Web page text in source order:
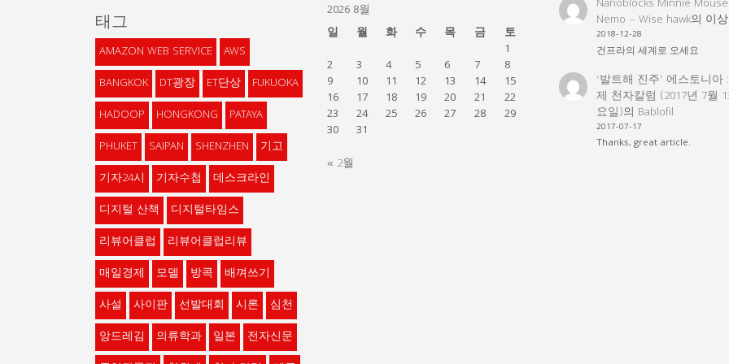
태그
AMAZON WEB SERVICE
AWS
BANGKOK
DT광장 ET단상
FUKUOKA
HADOOP
HONGKONG
PATAYA
PHUKET
SAIPAN SHENZHEN
기고
기자24시
기자수첩
데스크라인
디지털 산책
디지털타임스
리뷰어클럽
리뷰어클럽리뷰
매일경제
모델 방콕
배껴쓰기
사설
사이판 선발대회 시론
심천
앙드레김
의류학과 일본
전자신문
2026 8월
일
월 화 수 목 금
토
1
2
3 4 5 6 7
8
9
10 11 12 13 14
15
16
17 18 19 20 21
22
23
24 25 26 27 28
29
30
31
« 2월
Nanoblocks Minnie
Nemo – Wise hawk의 이
2018-12-28
건프라의 세계로 오세요
‘발트해 진주’ 에스토니아
제 천자칼럼 (2017년 7월
요일)의 Bablofil
2017-07-17
Thanks, great article.